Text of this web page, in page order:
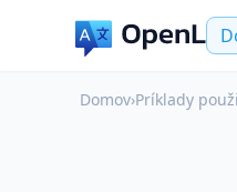
Domov›Príklady